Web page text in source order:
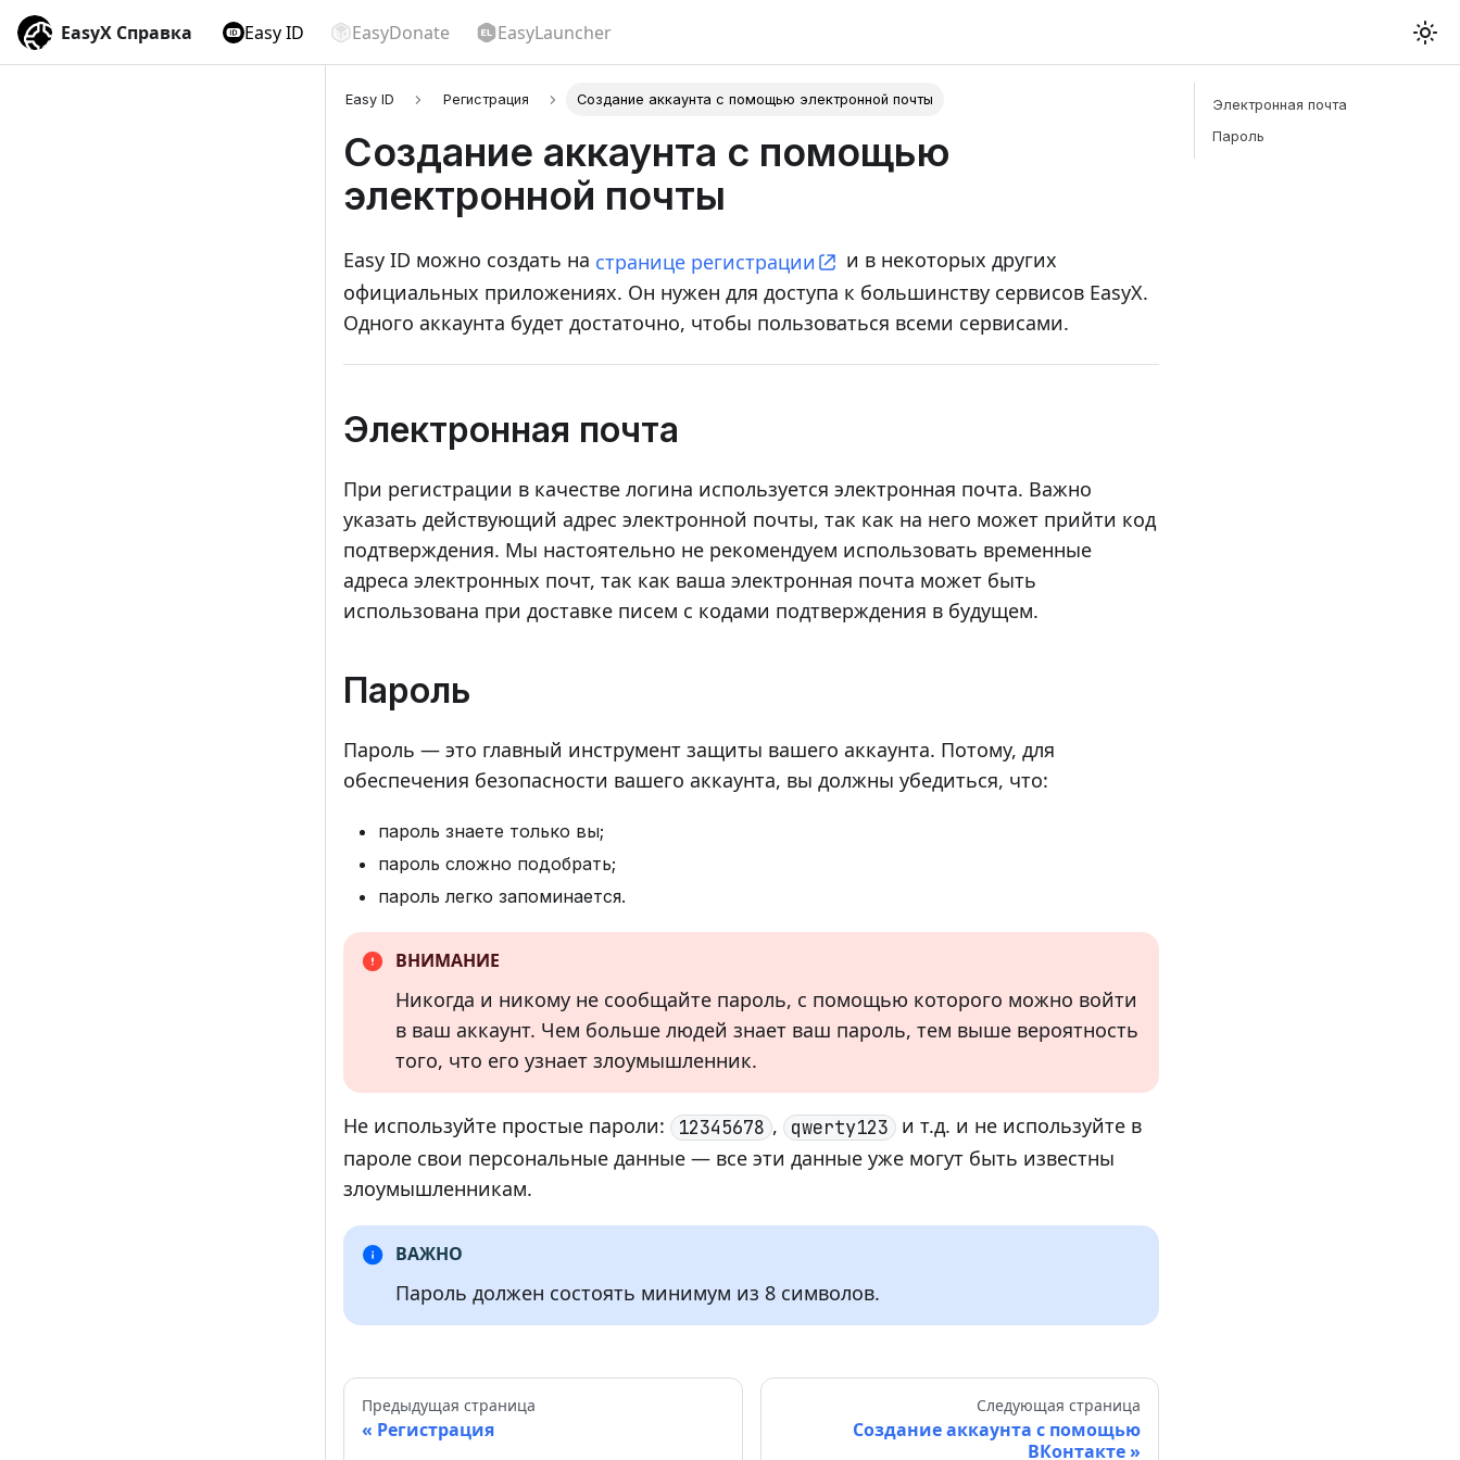
EasyX Справка Easy ID EasyDonate EasyLauncher
Easy ID Регистрация Создание аккаунта с помощью электронной почты
Создание аккаунта с помощью
электронной почты
Easy ID можно создать на странице регистрации
и в некоторых других
официальных приложениях. Он нужен для доступа к большинству сервисов EasyX.
Одного аккаунта будет достаточно, чтобы пользоваться всеми сервисами.
Электронная почта
При регистрации в качестве логина используется электронная почта. Важно
указать действующий адрес электронной почты, так как на него может прийти код
подтверждения. Мы настоятельно не рекомендуем использовать временные
адреса электронных почт, так как ваша электронная почта может быть
использована при доставке писем с кодами подтверждения в будущем.
Пароль
Пароль — это главный инструмент защиты вашего аккаунта. Потому, для
обеспечения безопасности вашего аккаунта, вы должны убедиться, что:
пароль знаете только вы;
пароль сложно подобрать;
пароль легко запоминается.
ВНИМАНИЕ
Никогда и никому не сообщайте пароль, с помощью которого можно войти
в ваш аккаунт. Чем больше людей знает ваш пароль, тем выше вероятность
того, что его узнает злоумышленник.
Не используйте простые пароли: 12345678 , qwerty123
и т.д. и не используйте в
пароле свои персональные данные — все эти данные уже могут быть известны
злоумышленникам.
ВАЖНО
Пароль должен состоять минимум из 8 символов.
Предыдущая страница
Регистрация
Следующая страница
Создание аккаунта с помощью
ВКонтакте
Электронная почта
Пароль